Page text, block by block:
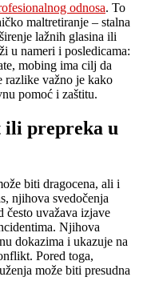
odnosa. To
maltretiranje – stalna
lažnih glasina ili
u nameri i posledicama:
mobing ima cilj da
razlike važno je kako
pomoć i zaštitu.
ili prepreka u
biti dragocena, ali i
njihova svedočenja
često uvažava izjave
Njihova
dokazima i ukazuje na
Pored toga,
može biti presudna